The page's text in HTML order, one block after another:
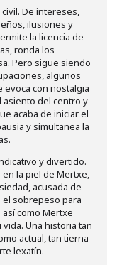
De intereses,
ilusiones y
la licencia de
ronda los
Pero sigue siendo
algunos
evoca con nostalgia
asiento del centro y
acaba de iniciar el
y simultanea la
y divertido.
la piel de Mertxe,
acusada de
sobrepeso para
como Mertxe
Una historia tan
actual, tan tierna
lexatín.